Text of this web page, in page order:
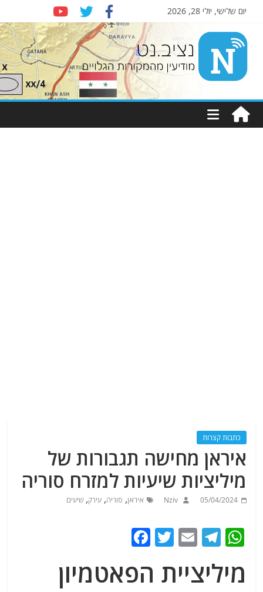
יום שלישי, יולי 28, 2026
Nziv.net
מודיעין
מהמקורות
כתבות קצרות
איראן מחישה תגבורות של
מיליציות שיעיות למזרח סוריה
05/04/2024
Nziv איראן, סוריה,עירק,שיעים
W
at
T
e
E
ai
T
itt
c
מיליציית הפאטמיון